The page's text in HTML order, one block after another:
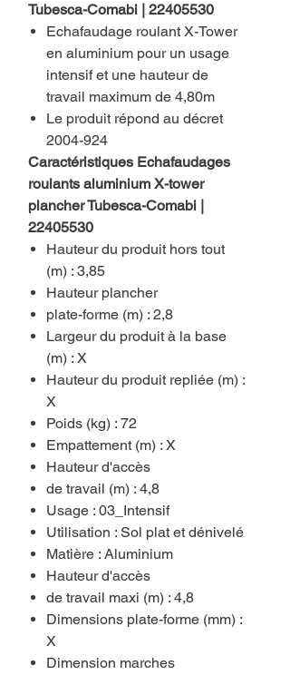
Tubesca-Comabi | 22405530
Echafaudage roulant X-Tower
en aluminium pour un usage
intensif et une hauteur de
travail maximum de 4,80m
Le produit répond au décret
2004-924
Caractéristiques Echafaudages
roulants aluminium X-tower
plancher Tubesca-Comabi |
22405530
Hauteur du produit hors tout
(m) : 3,85
Hauteur plancher
plate-forme (m) : 2,8
Largeur du produit à la base
(m) : X
Hauteur du produit repliée (m) :
X
Poids (kg) : 72
Empattement (m) : X
Hauteur d'accès
de travail (m) : 4,8
Usage : 03_Intensif
Utilisation : Sol plat et dénivelé
Matière : Aluminium
Hauteur d'accès
de travail maxi (m) : 4,8
Dimensions plate-forme (mm) :
X
Dimension marches